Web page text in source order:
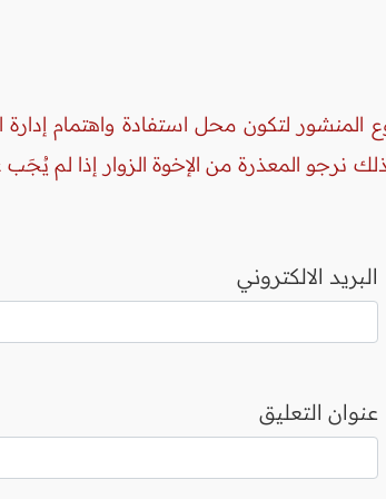
المنشور لتكون محل استفادة واهتمام
نرجو المعذرة من الإخوة الزوار إذا
البريد الالكتروني
عنوان التعليق